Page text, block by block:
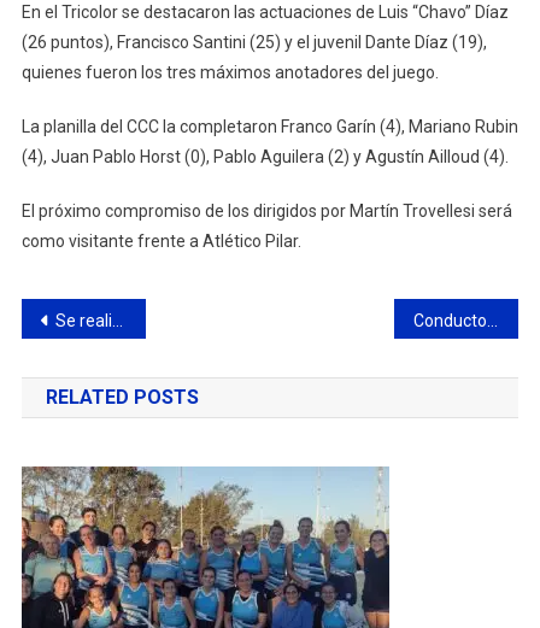
En el Tricolor se destacaron las actuaciones de Luis “Chavo” Díaz
(26 puntos), Francisco Santini (25) y el juvenil Dante Díaz (19),
quienes fueron los tres máximos anotadores del juego.
La planilla del CCC la completaron Franco Garín (4), Mariano Rubin
(4), Juan Pablo Horst (0), Pablo Aguilera (2) y Agustín Ailloud (4).
El próximo compromiso de los dirigidos por Martín Trovellesi será
como visitante frente a Atlético Pilar.
Navegación
de
entradas
Se realizaron nuevos operativos de control y prevención Conductor perdió el control y cayó con su auto en un zanjón
RELATED POSTS